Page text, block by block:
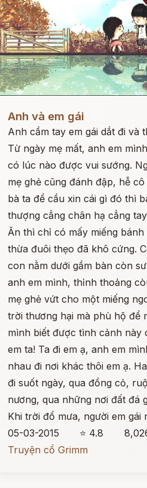
Anh và em gái
Anh cầm tay em gái dắt đi và
Từ ngày mẹ mất, anh em
có lúc nào được vui sướng.
mẹ ghẻ cũng đánh đập, hễ cô
bà ta để cầu xin cái gì đó thì
thượng cẳng chân hạ cẳng
Ăn thì chỉ có mấy miếng bánh
thừa đuôi thẹo đã khô cứng.
con nằm dưới gầm bàn còn
anh em mình, thỉnh thoảng
mẹ ghẻ vứt cho một miếng
trời thương hại mà phù hộ để
mình biết được tình cảnh này
em ta! Ta đi em ạ, anh em
nhau đi nơi khác thôi em ạ.
đi suốt ngày, qua đồng cỏ,
nương, qua những nơi đất đá
Khi trời đổ mưa, người em gái
05-03-2015
⭐ 4.8
Truyện cổ Grimm